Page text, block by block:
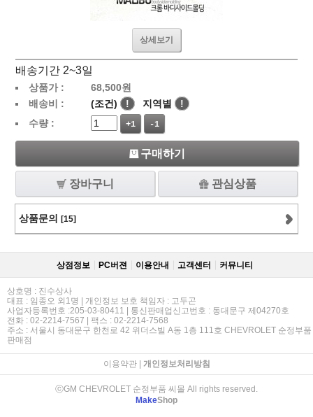
상세보기
배송기간 2~3일
상품가 : 68,500원
배송비 :
(조건) ! 지역별
!
수량 :
+1 -1
구매하기
장바구니 관심상품
상품문의 [15]
상점정보 PC버젼 이용안내 고객센터 커뮤니티
상호명 : 진수상사
대표 : 임종오 외1명 | 개인정보 보호 책임자 : 고두곤
사업자등록번호 :205-03-80411 | 통신판매업신고번호 : 동대문구 제04270호
전화 : 02-2214-7567 | 팩스 : 02-2214-7568
주소 : 서울시 동대문구 한천로 42 위더스빌 A동 1층 111호 CHEVROLET 순정부품
판매점
이용약관| 개인정보처리방침
ⓒGM CHEVROLET 순정부품 씨몰 All rights reserved.
MakeShop